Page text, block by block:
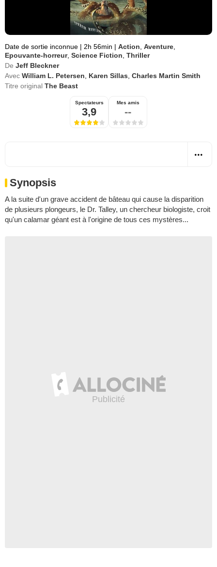
Date de sortie inconnue | 2h 56min | Action Aventure
Epouvante-horreur, Science Fiction Thriller
De Jeff Bleckner
Avec William L. Petersen Karen Sillas Charles Martin Smith
Titre original The Beast
Spectateurs
3,9
Mes amis
--
Synopsis
A la suite d'un grave accident de bâteau qui cause la disparition
de plusieurs plongeurs, le Dr. Talley, un chercheur biologiste, croit
qu'un calamar géant est à l'origine de tous ces mystères...